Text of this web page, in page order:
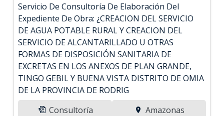
Servicio De Consultoría De Elaboración Del
Expediente De Obra: ¿CREACION DEL SERVICIO
DE AGUA POTABLE RURAL Y CREACION DEL
SERVICIO DE ALCANTARILLADO U OTRAS
FORMAS DE DISPOSICIÓN SANITARIA DE
EXCRETAS EN LOS ANEXOS DE PLAN GRANDE,
TINGO GEBIL Y BUENA VISTA DISTRITO DE OMIA
DE LA PROVINCIA DE RODRIG
Consultoría
Amazonas